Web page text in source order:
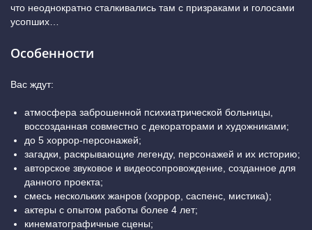
что неоднократно сталкивались там с призраками и голосами
усопших…
Особенности
Вас ждут:
атмосфера заброшенной психиатрической больницы,
воссозданная совместно с декораторами и художниками;
до 5 хоррор-персонажей;
загадки, раскрывающие легенду, персонажей и их историю;
авторское звуковое и видеосопровождение, созданное для
данного проекта;
смесь нескольких жанров (хоррор, саспенс, мистика);
актеры с опытом работы более 4 лет;
кинематографичные сцены;